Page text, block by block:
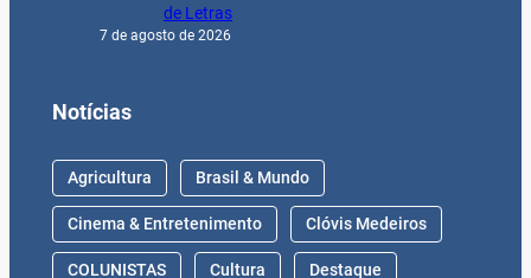
de Letras
7 de agosto de 2026
Notícias
Agricultura Brasil & Mundo
Cinema & Entretenimento Clóvis Medeiros
COLUNISTAS Cultura Destaque